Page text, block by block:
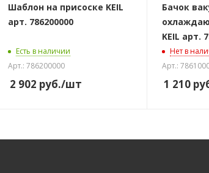
Шаблон на присоске KEIL
арт. 786200000
Есть в наличии
Арт.: 786200000
2 902 руб./шт
Бачок
KEIL арт.
Нет в
Арт.:
1 210